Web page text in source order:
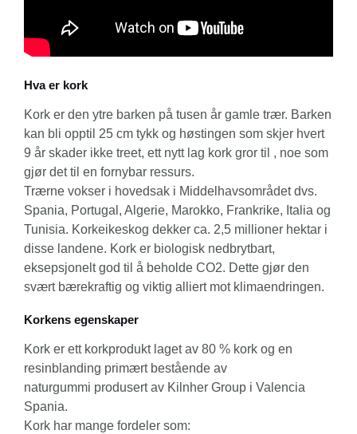
Hva er kork
Kork er den ytre barken på tusen år gamle trær. Barken
kan bli opptil 25 cm tykk og høstingen som skjer hvert
9 år skader ikke treet, ett nytt lag kork gror til , noe som
gjør det til en fornybar ressurs.
Trærne vokser i hovedsak i Middelhavsområdet dvs.
Spania, Portugal, Algerie, Marokko, Frankrike, Italia og
Tunisia. Korkeikeskog dekker ca. 2,5 millioner hektar i
disse landene. Kork er biologisk nedbrytbart,
eksepsjonelt god til å beholde CO2. Dette gjør den
svært bærekraftig og viktig alliert mot klimaendringen.
Korkens egenskaper
Kork er ett korkprodukt laget av 80 % kork og en
resinblanding primært bestående av
naturgummi produsert av Kilnher Group i Valencia
Spania.
Kork har mange fordeler som: